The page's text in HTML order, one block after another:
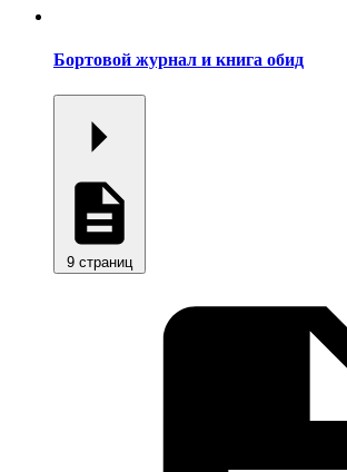
Бортовой журнал и книга обид
9 страниц